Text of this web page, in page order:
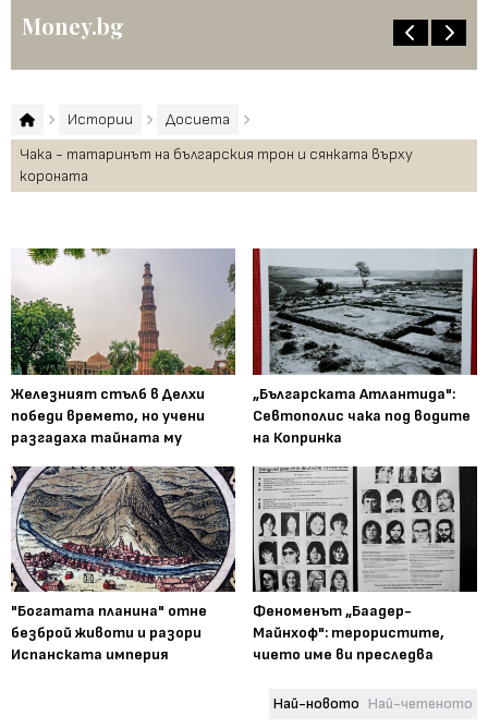
Money.bg
Истории
Досиета
Чака - татаринът на българския трон и сянката върху
короната
Железният стълб в Делхи
победи времето, но учени
разгадаха тайната му
„Българската Атлантида":
Севтополис чака под водите
на Копринка
"Богатата планина" отне
безброй животи и разори
Испанската империя
Феноменът „Баадер-
Майнхоф": терористите,
чието име ви преследва
Най-новото Най-четеното